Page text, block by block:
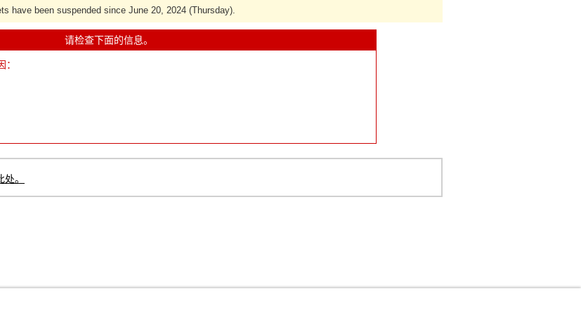
have been suspended since June 20, 2024 (Thursday).
请检查下面的信息。
。